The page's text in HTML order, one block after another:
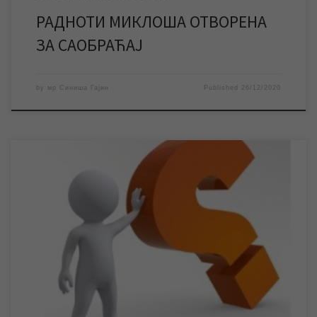
РАДНОТИ МИКЛОША ОТВОРЕНА
ЗА САОБРАЋАЈ
by мр Синиша Гајин Published 26/12/2020
Изјашњавање корисника о задовољству услугама ЈКП
„Водовод и канализација“ Зрењанин завршава се у петак 25.
децембра у поноћ. До тада корисници могу попунити упитник и
дати мишљење о квалитету услуга предузећа. Изјашњавање
корисника се ове године спроводи од 25. новембра до 25.
децембра. Изјашњавање корисника о задовољству услугама
ЈКП „Водовод […]